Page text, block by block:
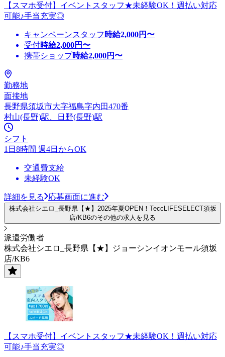
【スマホ受付】イベントスタッフ★未経験OK！週払い対応
可能♪手当充実◎
キャンペーンスタッフ 時給2,000円〜
受付時給2,000円〜
携帯ショップ時給2,000円〜
勤務地
面接地
長野県須坂市大字福島字内田470番
村山(長野)駅、日野(長野)駅
シフト
1日8時間 週4日からOK
交通費支給
未経験OK
詳細を見る 応募画面に進む
株式会社シエロ_長野県【★】2025年夏OPEN！TeccLIFESELECT須坂
店/KB6のその他の求人を見る
派遣労働者
株式会社シエロ_長野県【★】ジョーシンイオンモール須坂
店/KB6
【スマホ受付】イベントスタッフ★未経験OK！週払い対応
可能♪手当充実◎